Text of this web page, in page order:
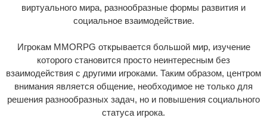
виртуального мира, разнообразные формы развития и
социальное взаимодействие.
Игрокам MMORPG открывается большой мир, изучение
которого становится просто неинтересным без
взаимодействия с другими игроками. Таким образом, центром
внимания является общение, необходимое не только для
решения разнообразных задач, но и повышения социального
статуса игрока.